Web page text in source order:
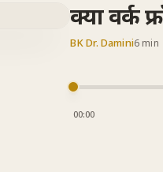
क्या वर्क
BK Dr. Damini6 min
00:00